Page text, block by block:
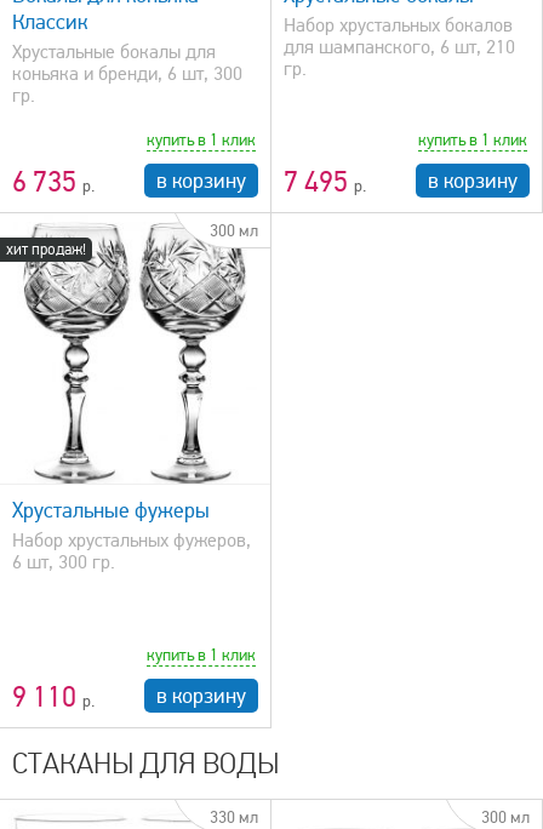
Классик
Хрустальные бокалы для
коньяка и бренди, 6 шт, 300
гр.
6 735
купить в 1 клик
в корзину
Набор хрустальных бокалов
для шампанского, 6 шт, 210
гр.
7 495
купить в 1 клик
в корзину
хит продаж!
300 мл
Хрустальные фужеры
Набор хрустальных фужеров,
6 шт, 300 гр.
9 110
купить в 1 клик
в корзину
СТАКАНЫ ДЛЯ ВОДЫ
330 мл 300 мл